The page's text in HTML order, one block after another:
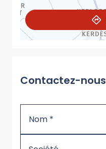
Contactez-nous